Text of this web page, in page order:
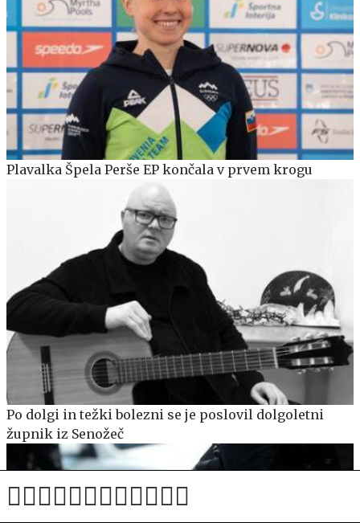
Plavalka Špela Perše EP končala v prvem krogu
Po dolgi in težki bolezni se je poslovil dolgoletni
župnik iz Senožeč